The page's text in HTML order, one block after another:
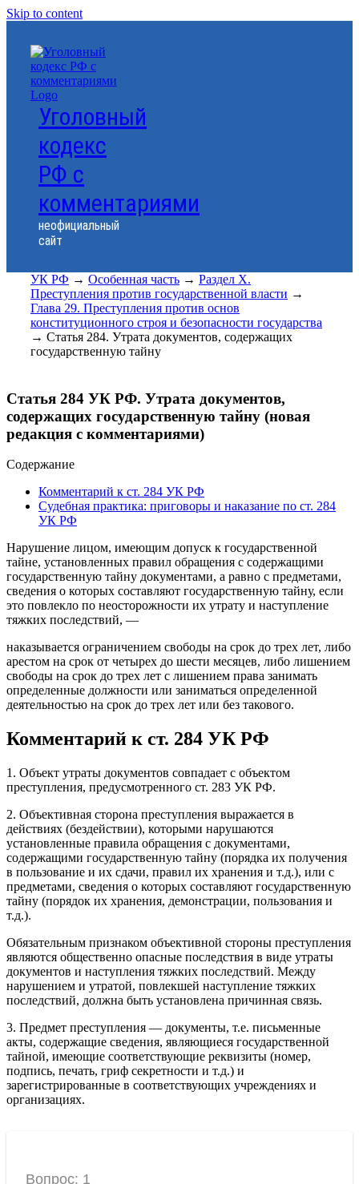
Skip to content
Уголовный
кодекс
РФ с
комментариями
неофициальный
сайт
УК РФ → Особенная часть→ Раздел X.
Преступления против государственной власти →
Глава 29. Преступления против основ
конституционного строя и безопасности государства
→ Статья 284. Утрата документов, содержащих
государственную тайну
Статья 284 УК РФ. Утрата документов,
содержащих государственную тайну (новая
редакция с комментариями)
Содержание
Комментарий к ст. 284 УК РФ
Судебная практика: приговоры и наказание по ст. 284
УК РФ
Нарушение лицом, имеющим допуск к государственной
тайне, установленных правил обращения с содержащими
государственную тайну документами, а равно с предметами,
сведения о которых составляют государственную тайну, если
это повлекло по неосторожности их утрату и наступление
тяжких последствий, —
наказывается ограничением свободы на срок до трех лет, либо
арестом на срок от четырех до шести месяцев, либо лишением
свободы на срок до трех лет с лишением права занимать
определенные должности или заниматься определенной
деятельностью на срок до трех лет или без такового.
Комментарий к ст. 284 УК РФ
1. Объект утраты документов совпадает с объектом
преступления, предусмотренного ст. 283 УК РФ.
2. Объективная сторона преступления выражается в
действиях (бездействии), которыми нарушаются
установленные правила обращения с документами,
содержащими государственную тайну (порядка их получения
в пользование и их сдачи, правил их хранения и т.д.), или с
предметами, сведения о которых составляют государственную
тайну (порядок их хранения, демонстрации, пользования и
т.д.).
Обязательным признаком объективной стороны преступления
являются общественно опасные последствия в виде утраты
документов и наступления тяжких последствий. Между
нарушением и утратой, повлекшей наступление тяжких
последствий, должна быть установлена причинная связь.
3. Предмет преступления — документы, т.е. письменные
акты, содержащие сведения, являющиеся государственной
тайной, имеющие соответствующие реквизиты (номер,
подпись, печать, гриф секретности и т.д.) и
зарегистрированные в соответствующих учреждениях и
организациях.